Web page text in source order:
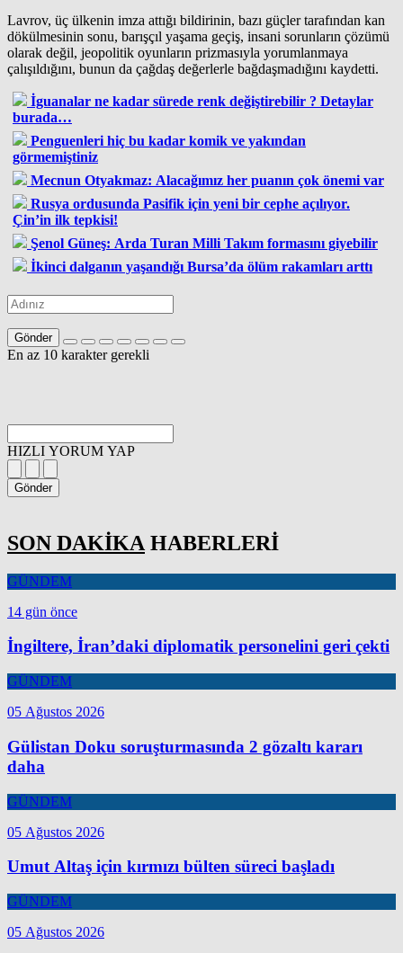
Lavrov, üç ülkenin imza attığı bildirinin, bazı güçler tarafından kan
dökülmesinin sonu, barışçıl yaşama geçiş, insani sorunların çözümü
olarak değil, jeopolitik oyunların prizmasıyla yorumlanmaya
çalışıldığını, bunun da çağdaş değerlerle bağdaşmadığını kaydetti.
İguanalar ne kadar sürede renk değiştirebilir ? Detaylar
burada…
Penguenleri hiç bu kadar komik ve yakından
görmemiştiniz
Mecnun Otyakmaz: Alacağımız her puanın çok önemi var
Rusya ordusunda Pasifik için yeni bir cephe açılıyor.
Çin’in ilk tepkisi!
Şenol Güneş: Arda Turan Milli Takım formasını giyebilir
İkinci dalganın yaşandığı Bursa’da ölüm rakamları arttı
Gönder
En az 10 karakter gerekli
HIZLI YORUM YAP
Gönder
SON DAKİKA HABERLERİ
GÜNDEM
14 gün önce
İngiltere, İran’daki diplomatik personelini geri çekti
GÜNDEM
05 Ağustos 2026
Gülistan Doku soruşturmasında 2 gözaltı kararı
daha
GÜNDEM
05 Ağustos 2026
Umut Altaş için kırmızı bülten süreci başladı
GÜNDEM
05 Ağustos 2026